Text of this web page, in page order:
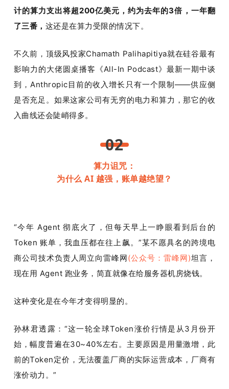
计的算力支出将超200亿美元，约为去年的3倍，一年翻
了三番， 这还是在算力受限的情况下。
不久前，顶级风投家Chamath Palihapitiya就在硅谷最有
影响力的大佬圆桌播客《All-In Podcast》最新一期中谈
到，Anthropic目前的收入增长只有一个限制——供应侧
是否充足。如果这家公司有无穷的电力和算力，那它的收
入曲线还会陡峭得多。
02
算力诅咒：
为什么 AI 越强，账单越绝望？
“今年 Agent 彻底火了，但每天早上一睁眼看到后台的
Token 账单，我血压都在往上飙。”某不愿具名的跨境电
商公司技术负责人周立向雷峰网(公众号：雷峰网)坦言，
现在用 Agent 跑业务，简直就像在给服务器机房烧钱。
这种变化是在今年才变得明显的。
孙林君透露：“这一轮全球Token涨价行情是从3月份开
始，幅度普遍在30~40%左右。主要原因是用量激增，此
前的Token定价，无法覆盖厂商的实际运营成本，厂商有
涨价动力。”